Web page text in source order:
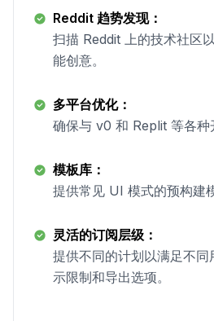
Reddit 趋势发现：
扫描 Reddit 上的技术社区
能创意。
多平台优化：
确保与 v0 和 Replit 等各种
模板库：
提供常见 UI 模式的预构建
灵活的订阅层级：
提供不同的计划以满足不
示限制和导出选项。